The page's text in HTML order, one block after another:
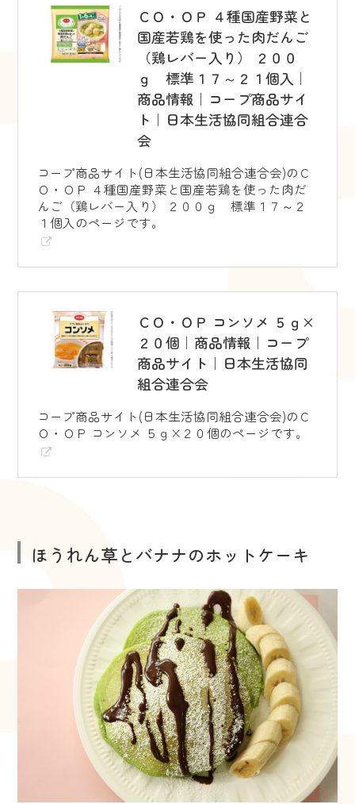
ＣＯ・ＯＰ ４種国産野菜と
国産若鶏を使った肉だんご
（鶏レバー入り） ２００
ｇ 標準１７～２１個入｜
商品情報｜コープ商品サイ
ト｜日本生活協同組合連合
会
コープ商品サイト(日本生活協同組合連合会)のＣ
Ｏ・ＯＰ ４種国産野菜と国産若鶏を使った肉だ
んご（鶏レバー入り） ２００ｇ 標準１７～２
１個入のページです。
ＣＯ・ＯＰ コンソメ ５ｇ×
２０個｜商品情報｜コープ
商品サイト｜日本生活協同
組合連合会
コープ商品サイト(日本生活協同組合連合会)のＣ
Ｏ・ＯＰ コンソメ ５ｇ×２０個のページです。
ほうれん草とバナナのホットケーキ